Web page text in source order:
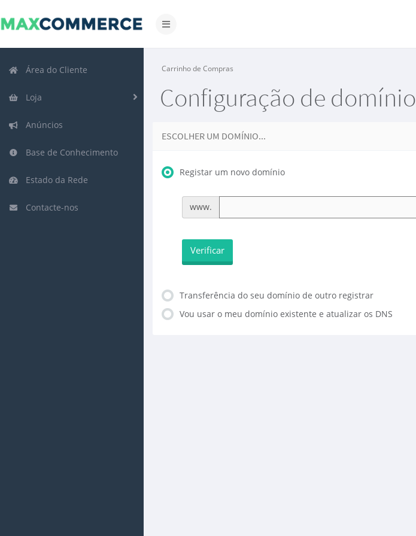
Alternar
Área do Cliente
Loja
Anúncios
Base de Conhecimento
Estado da Rede
Contacte-nos
Carrinho de Compras
Configuração de domínio
ESCOLHER UM DOMÍNIO...
Registar um novo domínio
www.
Verificar
Transferência do seu domínio de outro registrar
Vou usar o meu domínio existente e atualizar os DNS